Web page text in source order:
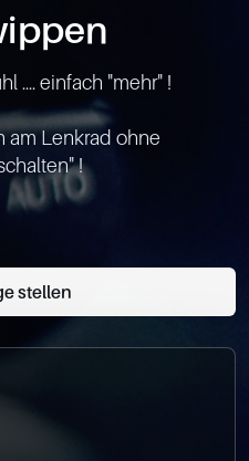
.... einfach "mehr" !
am Lenkrad ohne
!
stellen